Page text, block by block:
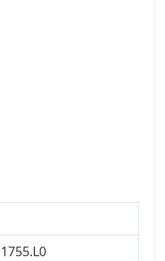
1755.L0